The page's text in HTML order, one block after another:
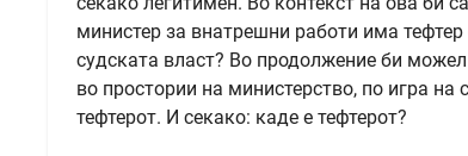
министер за внатрешни работи има
судската власт? Во продолжение би
во простории на министерство, по игра
тефтерот. И секако: каде е тефтерот?